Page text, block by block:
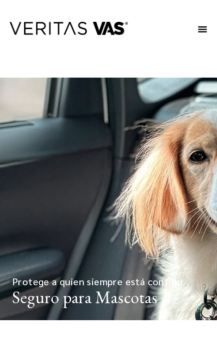
Protege a quien siempre está contigo
Seguro para Mascotas